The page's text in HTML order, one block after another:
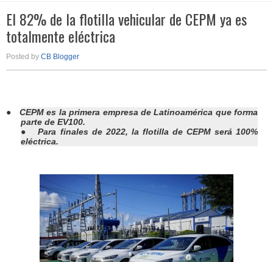
El 82% de la flotilla vehicular de CEPM ya es
totalmente eléctrica
Posted by CB Blogger
● CEPM es la primera empresa de Latinoamérica que forma
parte de EV100.
●Para finales de 2022, la flotilla de CEPM será 100%
eléctrica.